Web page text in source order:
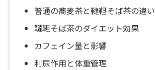
普通の蕎麦茶と韃靼そば茶の違い
韃靼そば茶のダイエット効果
カフェイン量と影響
利尿作用と体重管理